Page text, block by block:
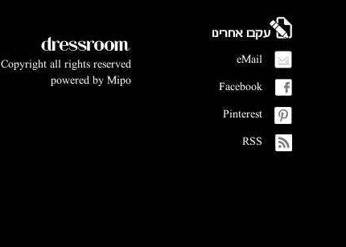
עקבו אחרינו
eMail
Facebook
Pinterest
RSS
Copyright all rights reserved
powered by Mipo